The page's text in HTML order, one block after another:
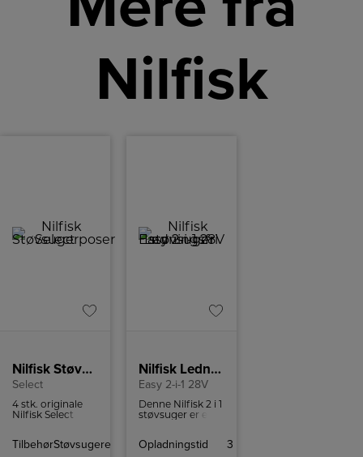
Nilfisk
Nilfisk Støvsugerposer
Select
4 stk. originale
Nilfisk Select
TilbehørStøvsugere
Nilfisk Ledningsfri støvsuger
Easy 2-i-1 28V
Denne Nilfisk 2 i 1
støvsuger er en
model, som er
Opladningstid
3